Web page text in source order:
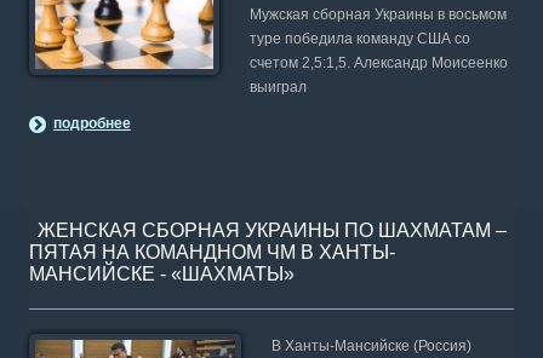
Мужская сборная Украины в восьмом
туре победила команду США со
счетом 2,5:1,5. Александр Моисеенко
выиграл
подробнее
ЖЕНСКАЯ СБОРНАЯ УКРАИНЫ ПО ШАХМАТАМ –
ПЯТАЯ НА КОМАНДНОМ ЧМ В ХАНТЫ-
МАНСИЙСКЕ - «ШАХМАТЫ»
В Ханты-Мансийске (Россия)